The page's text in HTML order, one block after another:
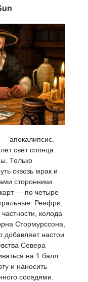
апокалипсис.
свет солнца
Только
сквозь мрак и
сторонники
— по четыре
Ренфри,
колода
Стормурссона,
настои
Севера
на 1 балл
и наносить
соседями.